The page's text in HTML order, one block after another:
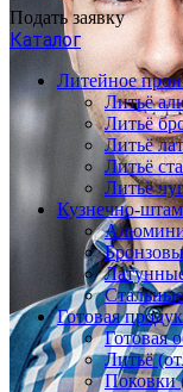
Подать заявку
Каталог
Литейное
Литьё
Литьё
Литьё
Литьё
Литьё
Кузнечно-
Готовая
Готовая
Литьё
Поковки